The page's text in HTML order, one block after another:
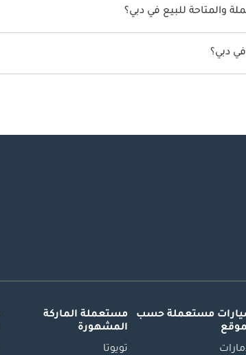
والمتاحة للبيع في دبي؟
دبي؟
دبي 20,000.
مستعملة حسب
مستعملة الماركة
المشهورة
تويوتا